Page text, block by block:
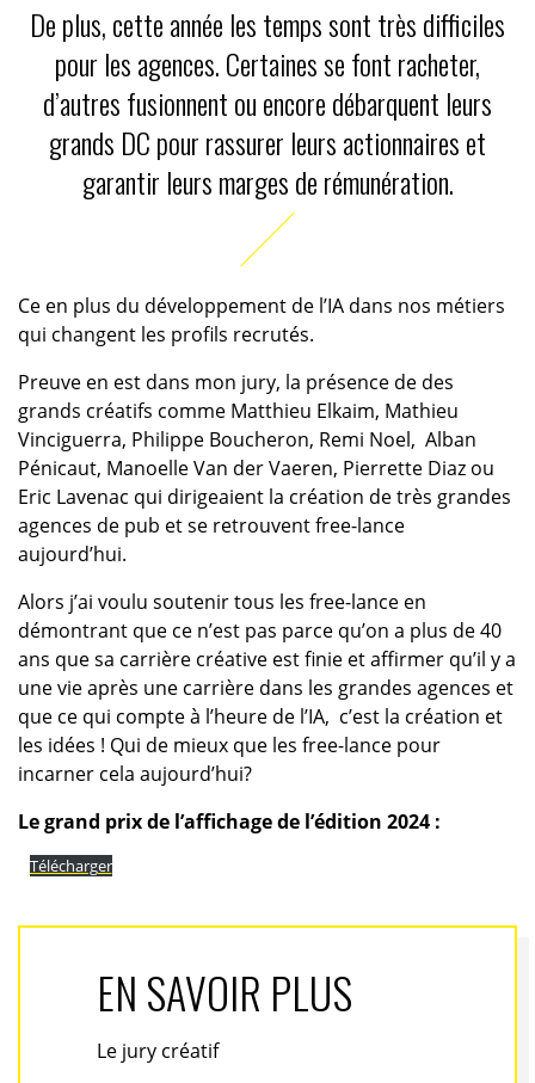
De plus, cette année les temps sont très difficiles
pour les agences. Certaines se font racheter,
d’autres fusionnent ou encore débarquent leurs
grands DC pour rassurer leurs actionnaires et
garantir leurs marges de rémunération.
Ce en plus du développement de l’IA dans nos métiers
qui changent les profils recrutés.
Preuve en est dans mon jury, la présence de des
grands créatifs comme Matthieu Elkaim, Mathieu
Vinciguerra, Philippe Boucheron, Remi Noel, Alban
Pénicaut, Manoelle Van der Vaeren, Pierrette Diaz ou
Eric Lavenac qui dirigeaient la création de très grandes
agences de pub et se retrouvent free-lance
aujourd’hui.
Alors j’ai voulu soutenir tous les free-lance en
démontrant que ce n’est pas parce qu’on a plus de 40
ans que sa carrière créative est finie et affirmer qu’il y a
une vie après une carrière dans les grandes agences et
que ce qui compte à l’heure de l’IA, c’est la création et
les idées ! Qui de mieux que les free-lance pour
incarner cela aujourd’hui?
Le grand prix de l’affichage de l’édition 2024 :
Télécharger
EN SAVOIR PLUS
Le jury créatif